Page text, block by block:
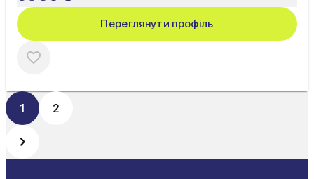
Переглянути профіль
1 2